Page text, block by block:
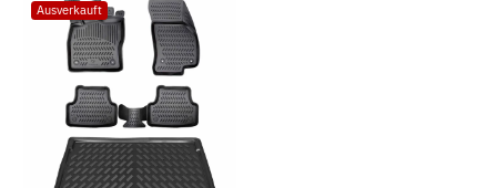
Ausverkauft